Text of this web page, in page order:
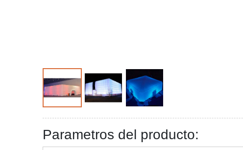
Parametros del producto: